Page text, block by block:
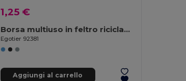
1,25 €
Borsa multiuso in feltro riciclato (100% rPET)
Egotier 92381
Aggiungi al carrello